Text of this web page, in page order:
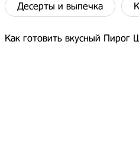
Десерты и выпечка
Как готовить вкусный Пирог